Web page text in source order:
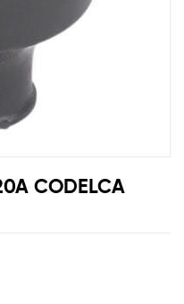
CODELCA